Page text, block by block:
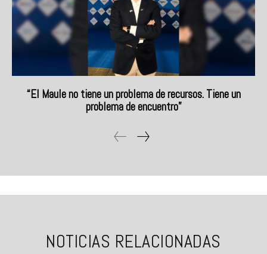
“El Maule no tiene un problema de recursos. Tiene un
problema de encuentro”
NOTICIAS RELACIONADAS